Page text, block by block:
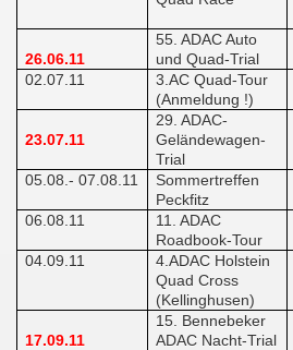
26.06.11
55. ADAC Auto
und Quad-Trial
02.07.11
3.AC Quad-Tour
(Anmeldung !)
23.07.11
29. ADAC-
Geländewagen-
Trial
05.08.- 07.08.11
Sommertreffen
Peckfitz
06.08.11
11. ADAC
Roadbook-Tour
04.09.11
4.ADAC Holstein
Quad Cross
(Kellinghusen)
17.09.11
15. Bennebeker
ADAC Nacht-Trial